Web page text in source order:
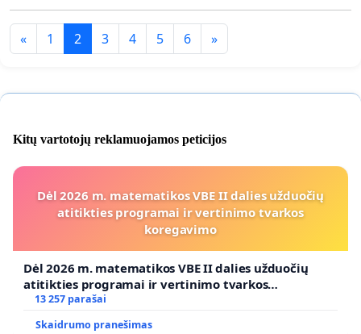
« 1 2 3 4 5 6 »
Kitų vartotojų reklamuojamos peticijos
Dėl 2026 m. matematikos VBE II dalies užduočių
atitikties programai ir vertinimo tvarkos
koregavimo
Dėl 2026 m. matematikos VBE II dalies užduočių
atitikties programai ir vertinimo tvarkos
koregavimo
13 257 parašai
Skaidrumo pranešimas